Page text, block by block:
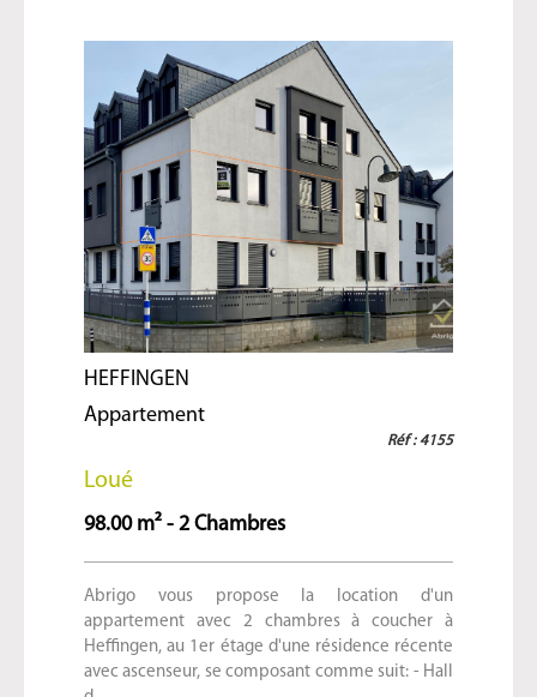
HEFFINGEN
Appartement
Réf : 4155
Loué
98.00 m² - 2 Chambres
Abrigo vous propose la location d'un
appartement avec 2 chambres à coucher à
Heffingen, au 1er étage d'une résidence récente
avec ascenseur, se composant comme suit: - Hall